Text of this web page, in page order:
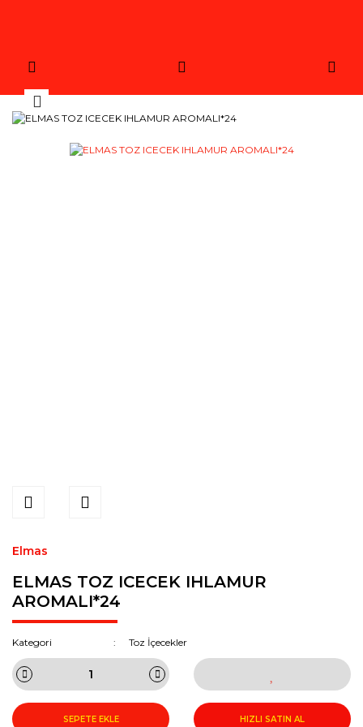
Elmas
ELMAS TOZ ICECEK IHLAMUR
AROMALI*24
Kategori Toz İçecekler
SEPETE EKLE HIZLI SATIN AL